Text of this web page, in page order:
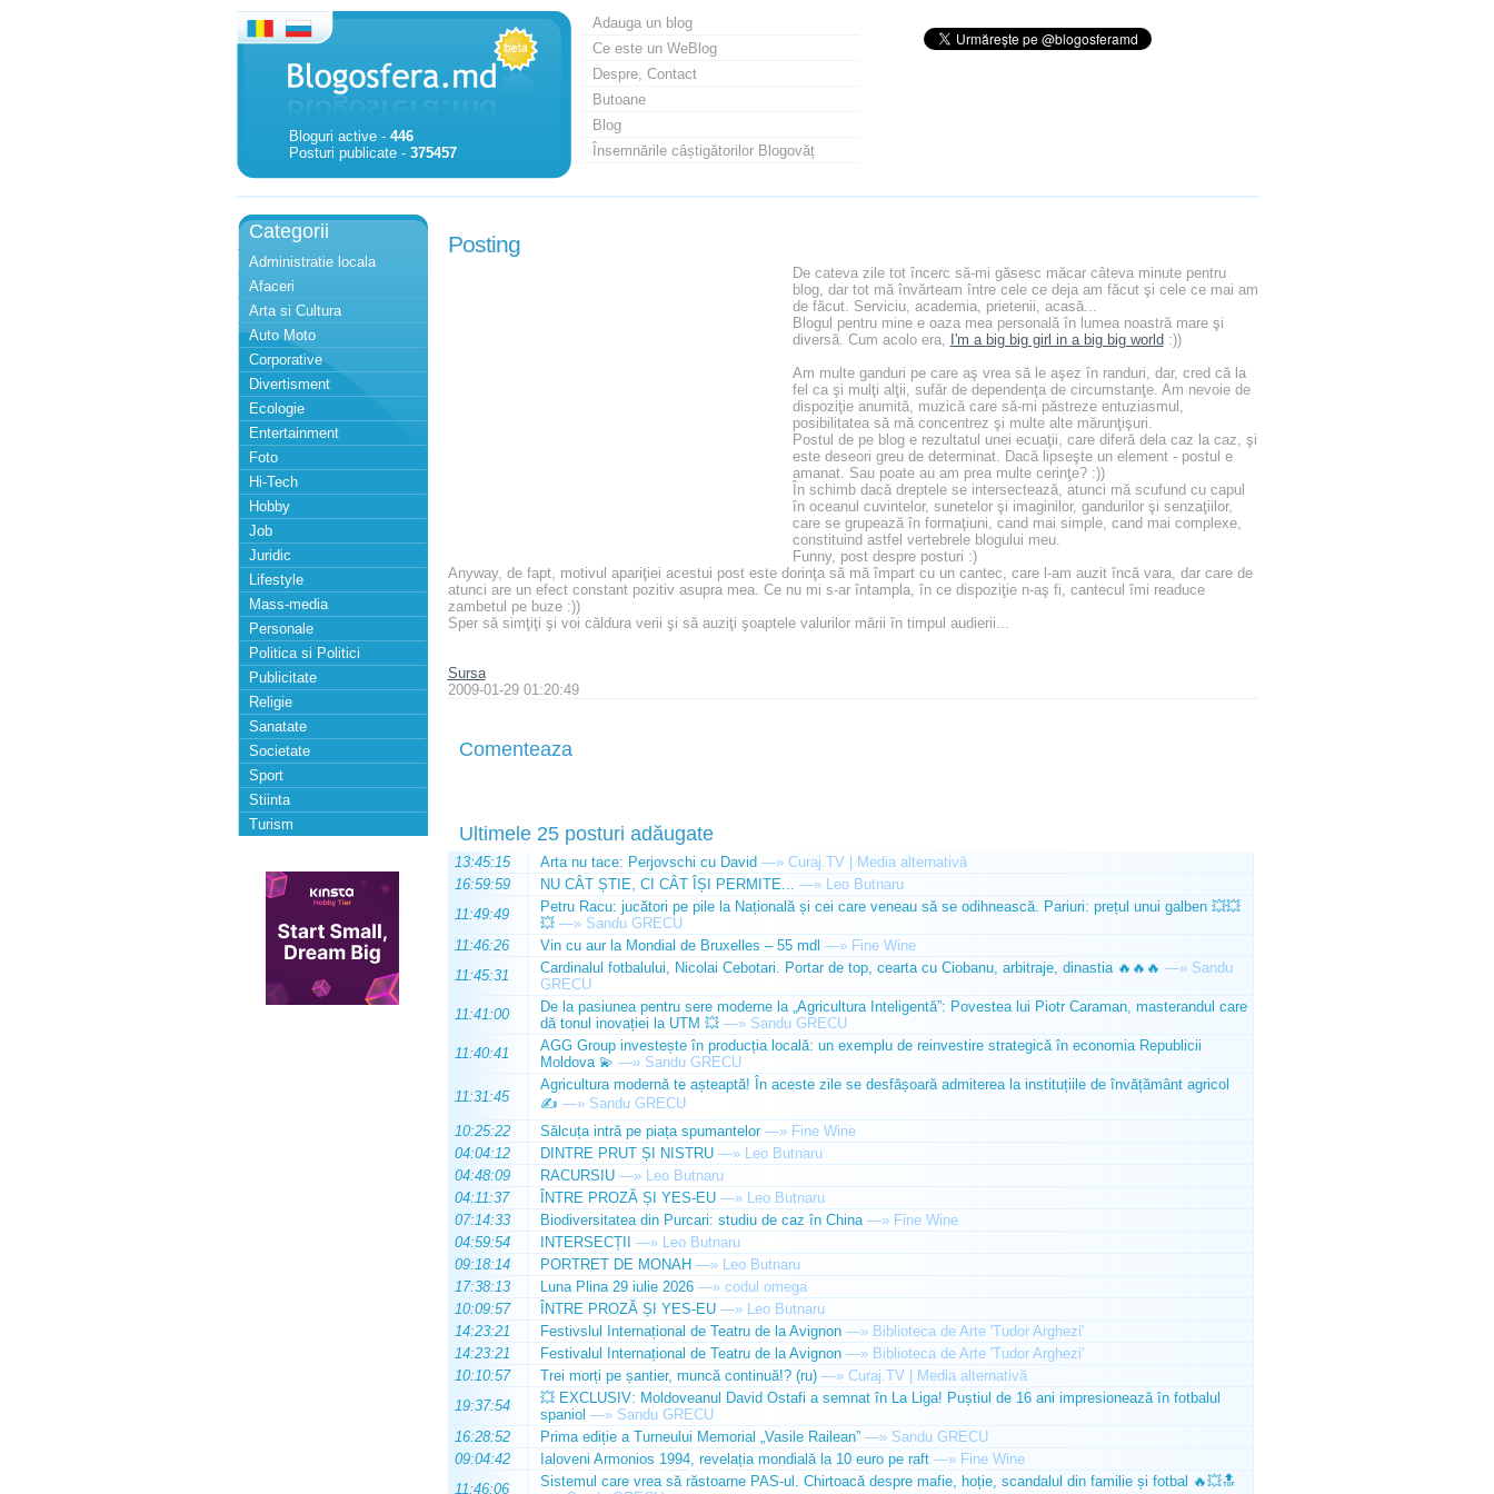
Bloguri active - 446
Posturi publicate - 375457
Adauga un blog
Ce este un WeBlog
Despre, Contact
Butoane
Blog
Însemnările câștigătorilor Blogovăț
Categorii
Administratie locala
Afaceri
Arta si Cultura
Auto Moto
Corporative
Divertisment
Ecologie
Entertainment
Foto
Hi-Tech
Hobby
Job
Juridic
Lifestyle
Mass-media
Personale
Politica si Politici
Publicitate
Religie
Sanatate
Societate
Sport
Stiinta
Turism
Posting
De cateva zile tot încerc să-mi găsesc măcar câteva minute pentru
blog, dar tot mă învărteam între cele ce deja am făcut şi cele ce mai am
de făcut. Serviciu, academia, prietenii, acasă...
Blogul pentru mine e oaza mea personală în lumea noastră mare şi
diversă. Cum acolo era, I'm a big big girl in a big big world :))
Am multe ganduri pe care aş vrea să le aşez în randuri, dar, cred că la
fel ca şi mulţi alţii, sufăr de dependenţa de circumstanţe. Am nevoie de
dispoziţie anumită, muzică care să-mi păstreze entuziasmul,
posibilitatea să mă concentrez şi multe alte mărunţişuri.
Postul de pe blog e rezultatul unei ecuaţii, care diferă dela caz la caz, şi
este deseori greu de determinat. Dacă lipseşte un element - postul e
amanat. Sau poate au am prea multe cerinţe? :))
În schimb dacă dreptele se intersectează, atunci mă scufund cu capul
în oceanul cuvintelor, sunetelor şi imaginilor, gandurilor şi senzaţiilor,
care se grupează în formaţiuni, cand mai simple, cand mai complexe,
constituind astfel vertebrele blogului meu.
Funny, post despre posturi :)
Anyway, de fapt, motivul apariţiei acestui post este dorinţa să mă împart cu un cantec, care l-am auzit încă vara, dar care de
atunci are un efect constant pozitiv asupra mea. Ce nu mi s-ar întampla, în ce dispoziţie n-aş fi, cantecul îmi readuce
zambetul pe buze :))
Sper să simţiţi şi voi căldura verii şi să auziţi şoaptele valurilor mării în timpul audierii...
Sursa
2009-01-29 01:20:49
Comenteaza
Ultimele 25 posturi adăugate
13:45:15 Arta nu tace: Perjovschi cu David —» Curaj.TV | Media alternativă
16:59:59
NU CÂT ȘTIE, CI CÂT ÎȘI PERMITE... —» Leo Butnaru
11:49:49
Petru Racu: jucători pe pile la Națională și cei care veneau să se odihnească. Pariuri: prețul unui galben 💥💥
💥 —» Sandu GRECU
11:46:26
Vin cu aur la Mondial de Bruxelles – 55 mdl —» Fine Wine
11:45:31
Cardinalul fotbalului, Nicolai Cebotari. Portar de top, cearta cu Ciobanu, arbitraje, dinastia 🔥🔥🔥 —» Sandu
GRECU
11:41:00
De la pasiunea pentru sere moderne la „Agricultura Inteligentă”: Povestea lui Piotr Caraman, masterandul care
dă tonul inovației la UTM 💥 —» Sandu GRECU
11:40:41
AGG Group investește în producția locală: un exemplu de reinvestire strategică în economia Republicii
Moldova 💫 —» Sandu GRECU
11:31:45
Agricultura modernă te așteaptă! În aceste zile se desfășoară admiterea la instituțiile de învățământ agricol
✍️ —» Sandu GRECU
10:25:22
Sălcuța intră pe piața spumantelor —» Fine Wine
04:04:12
DINTRE PRUT ȘI NISTRU —» Leo Butnaru
04:48:09
RACURSIU —» Leo Butnaru
04:11:37
ÎNTRE PROZĂ ȘI YES-EU —» Leo Butnaru
07:14:33
Biodiversitatea din Purcari: studiu de caz în China —» Fine Wine
04:59:54
INTERSECȚII —» Leo Butnaru
09:18:14
PORTRET DE MONAH —» Leo Butnaru
17:38:13
Luna Plina 29 iulie 2026 —» codul omega
10:09:57
ÎNTRE PROZĂ ȘI YES-EU —» Leo Butnaru
14:23:21
Festivslul Internațional de Teatru de la Avignon —» Biblioteca de Arte 'Tudor Arghezi'
14:23:21
Festivalul Internațional de Teatru de la Avignon —» Biblioteca de Arte 'Tudor Arghezi'
10:10:57
Trei morți pe șantier, muncă continuă!? (ru) —» Curaj.TV | Media alternativă
19:37:54
💥 EXCLUSIV: Moldoveanul David Ostafi a semnat în La Liga! Puștiul de 16 ani impresionează în fotbalul
spaniol —» Sandu GRECU
16:28:52
Prima ediție a Turneului Memorial „Vasile Railean” —» Sandu GRECU
09:04:42
Ialoveni Armonios 1994, revelația mondială la 10 euro pe raft —» Fine Wine
11:46:06
Sistemul care vrea să răstoarne PAS-ul. Chirtoacă despre mafie, hoție, scandalul din familie și fotbal 🔥💥🔝